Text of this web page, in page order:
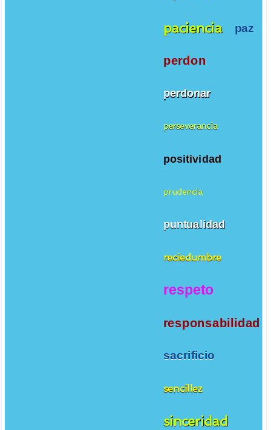
paciencia paz
perdon
perdonar
perseverancia
positividad
prudencia
puntualidad
reciedumbre
respeto
responsabilidad
sacrificio
sencillez
sinceridad